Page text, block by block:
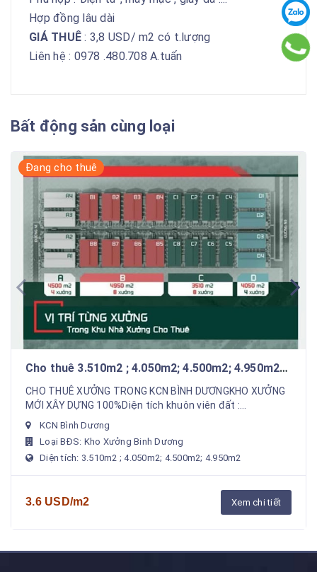
Hợp đồng lâu dài
GIÁ THUÊ : 3,8 USD/ m2 có t.lượng
Liên hệ ️: 0978 .480.708 A.tuấn
Bất động sản cùng loại
Đang cho thuê
Cho thuê 3.510m2 ; 4.050m2; 4.500m2; 4.950m2
xưởng mới trong KCN Bình Dương
CHO THUÊ XƯỞNG TRONG KCN BÌNH DƯƠNGKHO XƯỞNG
MỚI XÂY DỰNG 100%Diện tích khuôn viên đất :
200.000m2 (20 ha )Diên tích xưởng xây dựng :
100.000m2(10ha)G...
KCN Bình Dương
Loại BĐS: Kho Xưởng Binh Dương
Diện tích: 3.510m2 ; 4.050m2; 4.500m2; 4.950m2
3.6 USD/m2 Xem chi tiết